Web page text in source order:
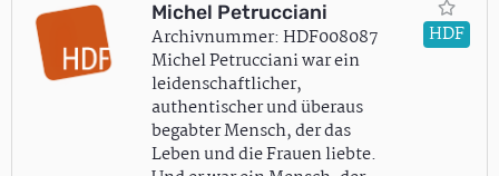
Michel Petrucciani
Archivnummer: HDF008087
Michel Petrucciani war ein
leidenschaftlicher,
authentischer und überaus
begabter Mensch, der das
Leben und die Frauen liebte.
HDF